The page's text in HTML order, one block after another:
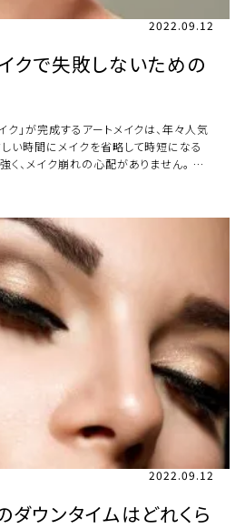
2022.09.12
クで失敗しないための
ク」が完成するアートメイクは、年々人気
い時間にメイクを省略して時短になる
く、メイク崩れの心配がありません。 そ
2022.09.12
ダウンタイムはどれくら